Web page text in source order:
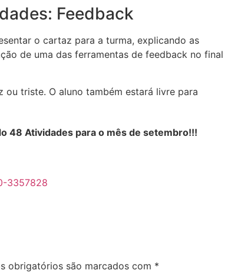
Feedback
o cartaz para a turma, explicando as
de uma das ferramentas de feedback no final
ou triste. O aluno também estará livre para
48 Atividades para o mês de setembro!!!
obrigatórios são marcados com *